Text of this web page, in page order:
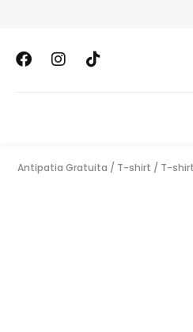
Antipatia Gratuita / T-shirt / T-